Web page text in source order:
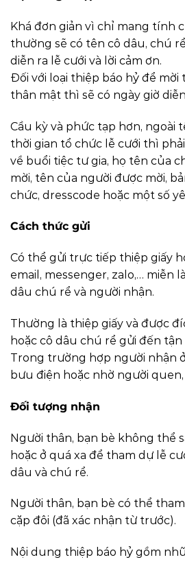
Khá đơn giản vì chỉ mang tính
thường sẽ có tên cô dâu, chú
diễn ra lễ cưới và lời cảm ơn.
Đối với loại thiệp báo hỷ để
thân mật thì sẽ có ngày giờ
Cầu kỳ và phức tạp hơn, ngoài
thời gian tổ chức lễ cưới thì
về buổi tiệc tư gia, họ tên của
mời, tên của người được mời,
chức, dresscode hoặc một số
Cách thức gửi
Có thể gửi trực tiếp thiệp giấy
email, messenger, zalo,… miễn
dâu chú rể và người nhận.
Thường là thiệp giấy và được
hoặc cô dâu chú rể gửi đến
Trong trường hợp người nhận
bưu điện hoặc nhờ người
Đối tượng nhận
Người thân, bạn bè không thể
hoặc ở quá xa để tham dự lễ
dâu và chú rể.
Người thân, bạn bè có thể
cặp đôi (đã xác nhận từ trước).
Nội dung thiệp báo hỷ gồm